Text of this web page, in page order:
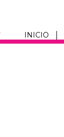
INICIO